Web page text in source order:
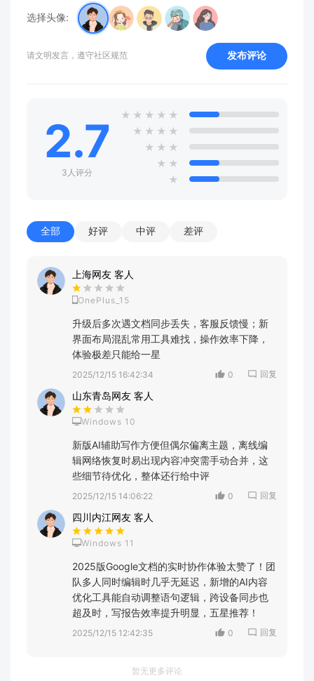
选择头像:
请文明发言，遵守社区规范 发布评论
2.7
3人评分
★ ★ ★ ★ ★
★ ★ ★ ★
★ ★ ★
★ ★
★
全部 好评 中评 差评
上海网友 客人
OnePlus_15
升级后多次遇文档同步丢失，客服反馈慢；新
界面布局混乱常用工具难找，操作效率下降，
体验极差只能给一星
2025/12/15 16:42:34 0 回复
山东青岛网友 客人
Windows 10
新版AI辅助写作方便但偶尔偏离主题，离线编
辑网络恢复时易出现内容冲突需手动合并，这
些细节待优化，整体还行给中评
2025/12/15 14:06:22 0 回复
四川内江网友 客人
Windows 11
2025版Google文档的实时协作体验太赞了！团
队多人同时编辑时几乎无延迟，新增的AI内容
优化工具能自动调整语句逻辑，跨设备同步也
超及时，写报告效率提升明显，五星推荐！
2025/12/15 12:42:35 0 回复
暂无更多评论